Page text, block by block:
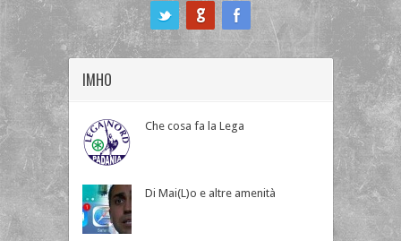
IMHO
Che cosa fa la Lega
Di Mai(L)o e altre amenità